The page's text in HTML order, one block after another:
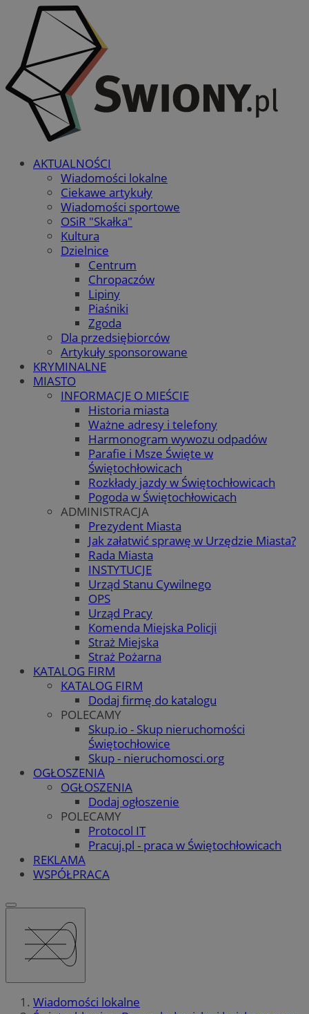
AKTUALNOŚCI
Wiadomości lokalne
Ciekawe artykuły
Wiadomości sportowe
OSiR "Skałka"
Kultura
Dzielnice
Centrum
Chropaczów
Lipiny
Piaśniki
Zgoda
Dla przedsiębiorców
Artykuły sponsorowane
KRYMINALNE
MIASTO
INFORMACJE O MIEŚCIE
Historia miasta
Ważne adresy i telefony
Harmonogram wywozu odpadów
Parafie i Msze Święte w
Świętochłowicach
Rozkłady jazdy w Świętochłowicach
Pogoda w Świętochłowicach
ADMINISTRACJA
Prezydent Miasta
Jak załatwić sprawę w Urzędzie Miasta?
Rada Miasta
INSTYTUCJE
Urząd Stanu Cywilnego
OPS
Urząd Pracy
Komenda Miejska Policji
Straż Miejska
Straż Pożarna
KATALOG FIRM
KATALOG FIRM
Dodaj firmę do katalogu
POLECAMY
Skup.io - Skup nieruchomości
Świętochłowice
Skup - nieruchomosci.org
OGŁOSZENIA
OGŁOSZENIA
Dodaj ogłoszenie
POLECAMY
Protocol IT
Pracuj.pl - praca w Świętochłowicach
REKLAMA
WSPÓŁPRACA
Wiadomości lokalne